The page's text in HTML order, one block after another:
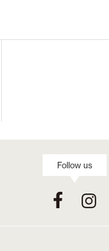
Follow us